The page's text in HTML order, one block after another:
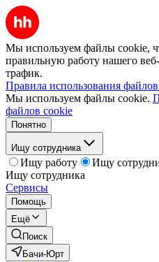
Мы используем файлы cookie,
правильную работу нашего
трафик.
Правила использования
Мы используем файлы cookie.
файлов cookie
Понятно
Ищу сотрудника
Ищу работу
Ищу
Ищу сотрудника
Сервисы
Помощь
Ещё
Поиск
Бачи-Юрт